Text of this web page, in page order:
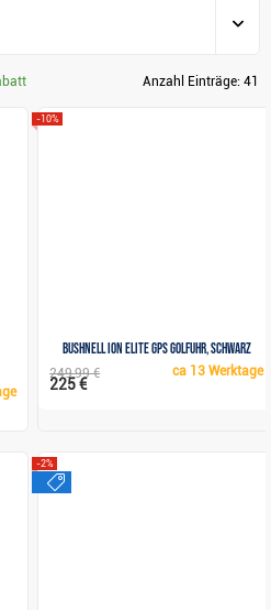
Anzahl Einträge: 41
Bushnell iON Elite GPS Golfuhr, schwarz
-10%
ca 13 Werktage
249,99 €
225 €
-2%